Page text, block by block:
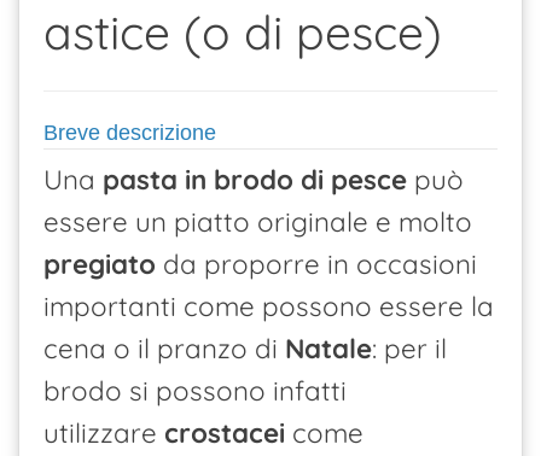
astice (o di pesce)
Breve descrizione
Una pasta in brodo di pesce può
essere un piatto originale e molto
pregiato da proporre in occasioni
importanti come possono essere la
cena o il pranzo di Natale: per il
brodo si possono infatti
utilizzare crostacei come